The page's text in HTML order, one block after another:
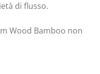
di flusso.
Wood Bamboo non